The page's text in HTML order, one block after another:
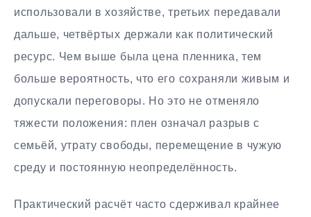
использовали в хозяйстве, третьих передавали
дальше, четвёртых держали как политический
ресурс. Чем выше была цена пленника, тем
больше вероятность, что его сохраняли живым и
допускали переговоры. Но это не отменяло
тяжести положения: плен означал разрыв с
семьёй, утрату свободы, перемещение в чужую
среду и постоянную неопределённость.
Практический расчёт часто сдерживал крайнее